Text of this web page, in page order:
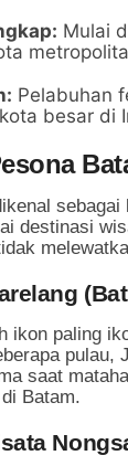
Mulai
Pelabuhan
besar di
destinasi
ikon paling
pulau,
saat
Batam.